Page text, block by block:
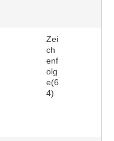
Zei
ch
enf
olg
e(6
4)